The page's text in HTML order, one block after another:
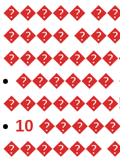
�����
����
������
10
������